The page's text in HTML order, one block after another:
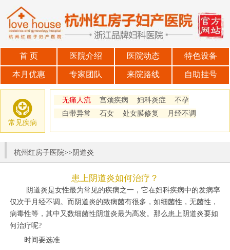
首 页 医院介绍 医院动态 特色设备
本月优惠 专家团队 来院路线 自助挂号
常见疾病
无痛人流 宫颈疾病 妇科炎症
不孕
白带异常
石女 处女膜修复 月经不调
杭州红房子医院>>阴道炎
患上阴道炎如何治疗？
阴道炎是女性最为常见的疾病之一，它在妇科疾病中的发病率
仅次于月经不调。而阴道炎的致病菌有很多，如细菌性，无菌性，
病毒性等，其中又数细菌性阴道炎最为高发。那么患上阴道炎要如
何治疗呢?
时间要选准